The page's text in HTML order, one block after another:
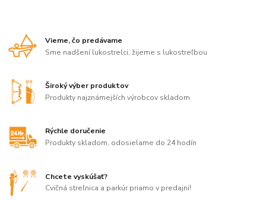
Vieme, čo predávame
Sme nadšení lukostrelci, žijeme s lukostreľbou
Široký výber produktov
Produkty najznámejších výrobcov skladom
Rýchle doručenie
Produkty skladom, odosielame do 24 hodín
Chcete vyskúšať?
Cvičná streľnica a parkúr priamo v predajni!